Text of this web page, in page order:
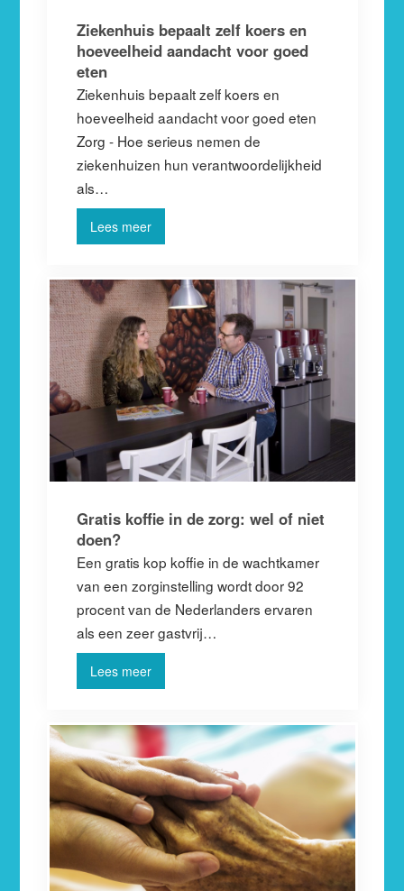
Ziekenhuis bepaalt zelf koers en
hoeveelheid aandacht voor goed
eten
Ziekenhuis bepaalt zelf koers en
hoeveelheid aandacht voor goed eten
Zorg - Hoe serieus nemen de
ziekenhuizen hun verantwoordelijkheid
als…
Lees meer
Gratis koffie in de zorg: wel of niet
doen?
Een gratis kop koffie in de wachtkamer
van een zorginstelling wordt door 92
procent van de Nederlanders ervaren
als een zeer gastvrij…
Lees meer